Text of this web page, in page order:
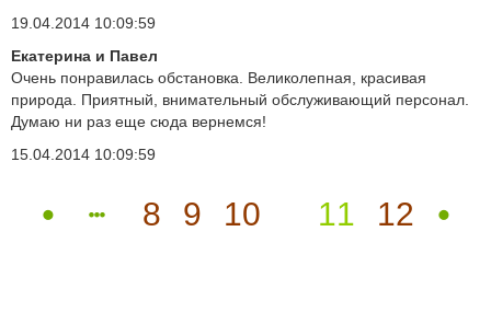
19.04.2014 10:09:59
Екатерина и Павел
Очень понравилась обстановка. Великолепная, красивая
природа. Приятный, внимательный обслуживающий персонал.
Думаю ни раз еще сюда вернемся!
15.04.2014 10:09:59
8 9 10 11 12